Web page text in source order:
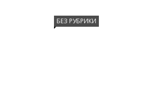
БЕЗ РУБРИКИ